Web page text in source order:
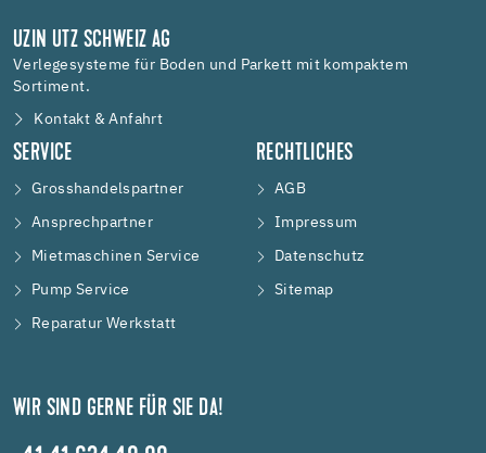
UZIN UTZ SCHWEIZ AG
Verlegesysteme für Boden und Parkett mit kompaktem
Sortiment.
Kontakt & Anfahrt
SERVICE
Grosshandelspartner
Ansprechpartner
Mietmaschinen Service
Pump Service
Reparatur Werkstatt
RECHTLICHES
AGB
Impressum
Datenschutz
Sitemap
WIR SIND GERNE FÜR SIE DA!